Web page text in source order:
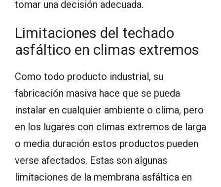
tomar una decisión adecuada.
Limitaciones del techado
asfáltico en climas extremos
Como todo producto industrial, su
fabricación masiva hace que se pueda
instalar en cualquier ambiente o clima, pero
en los lugares con climas extremos de larga
o media duración estos productos pueden
verse afectados. Estas son algunas
limitaciones de la membrana asfáltica en